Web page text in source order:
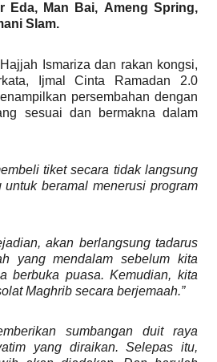
Eda, Man Bai, Ameng Spring,
Slam.
Ismariza dan rakan kongsi,
Ijmal Cinta Ramadan 2.0
persembahan dengan
sesuai dan bermakna dalam
tiket secara tidak langsung
beramal menerusi program
akan berlangsung tadarus
yang mendalam sebelum kita
berbuka puasa. Kemudian, kita
Maghrib secara berjemaah.”
sumbangan duit raya
yang diraikan. Selepas itu,